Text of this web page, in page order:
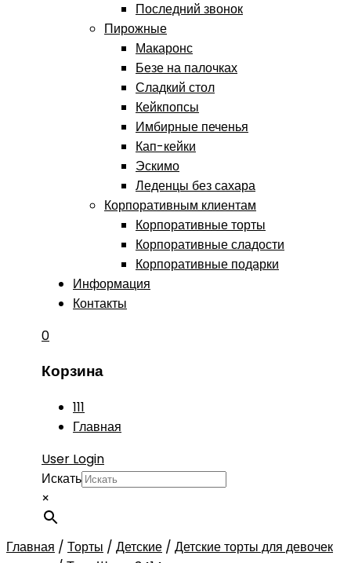
Последний звонок
Пирожные
Макаронс
Безе на палочках
Сладкий стол
Кейкпопсы
Имбирные печенья
Кап-кейки
Эскимо
Леденцы без сахара
Корпоративным клиентам
Корпоративные торты
Корпоративные сладости
Корпоративные подарки
Информация
Контакты
0
Корзина
111
Главная
User Login
Искать
×
Главная / Торты / Детские / Детские торты для девочек